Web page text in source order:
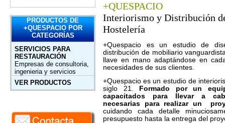
PRODUCTOS DE
+QUESPACIO POR
CATEGORÍAS
SERVICIOS PARA
RESTAURACIÓN
Empresas de consultoria,
ingenieria y servicios
VER PRODUCTOS
+QUESPACIO
Interiorismo y Distribución
Hostelería
+Quespacio es un estudio de
distribución de mobiliario
llave en mano adaptándose en
necesidades de sus clientes.
+Quespacio es un estudio de
siglo 21.
Formado por un
capacitados para llevar a
necesarias para realizar un
cuidando cada detalle
presupuesto hasta la entrega del